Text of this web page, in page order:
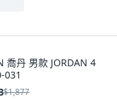
喬丹 男款 JORDAN 4
031
$1,877